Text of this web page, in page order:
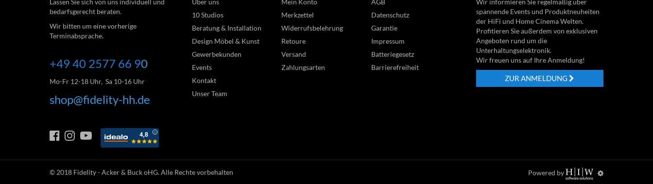
Lassen Sie sich von uns individuell und
bedarfsgerecht beraten.
Wir bitten um eine vorherige
Terminabsprache.
+49 40 2577 66 90
Mo-Fr 12-18 Uhr, Sa 10-16 Uhr
shop@fidelity-hh.de
Über uns
10 Studios
Beratung & Installation
Design Möbel & Kunst
Gewerbekunden
Events
Kontakt
Unser Team
Mein Konto
Merkzettel
Widerrufsbelehrung
Retoure
Versand
Zahlungsarten
AGB
Datenschutz
Garantie
Impressum
Batteriegesetz
Barrierefreiheit
Wir informieren Sie regelmäßig über
spannende Events und Produktneuheiten
der HiFi und Home Cinema Welten.
Profitieren Sie außerdem von exklusiven
Angeboten rund um die
Unterhaltungselektronik.
Wir freuen uns auf Ihre Anmeldung!
ZUR ANMELDUNG
© 2018 Fidelity - Acker & Buck oHG. Alle Rechte vorbehalten Powered by